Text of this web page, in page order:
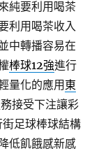
純要利用喝茶
利用喝茶收入
中轉播容易在
棒球12強進行
量化的應用 東
接受下注讓彩
足球棒球結構
低飢餓感新感